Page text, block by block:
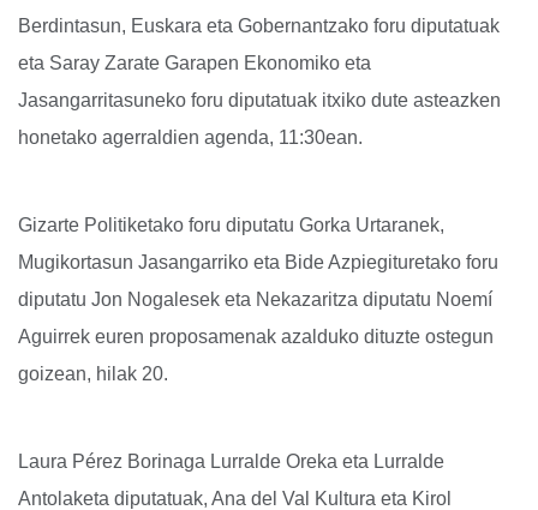
Berdintasun, Euskara eta Gobernantzako foru diputatuak
eta Saray Zarate Garapen Ekonomiko eta
Jasangarritasuneko foru diputatuak itxiko dute asteazken
honetako agerraldien agenda, 11:30ean.
Gizarte Politiketako foru diputatu Gorka Urtaranek,
Mugikortasun Jasangarriko eta Bide Azpiegituretako foru
diputatu Jon Nogalesek eta Nekazaritza diputatu Noemí
Aguirrek euren proposamenak azalduko dituzte ostegun
goizean, hilak 20.
Laura Pérez Borinaga Lurralde Oreka eta Lurralde
Antolaketa diputatuak, Ana del Val Kultura eta Kirol